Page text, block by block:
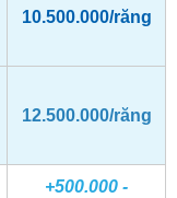
10.500.000/răng
12.500.000/răng
+500.000 -